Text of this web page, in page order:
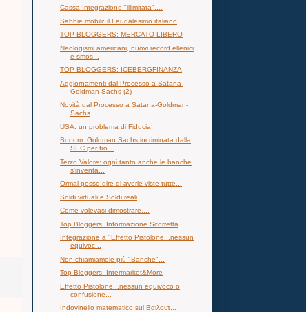
Cassa Integrazione "illimitata"....
Sabbie mobili: il Feudalesimo italiano
TOP BLOGGERS: MERCATO LIBERO
Neologismi americani, nuovi record ellenici
e smos...
TOP BLOGGERS: ICEBERGFINANZA
Aggiornamenti dal Processo a Satana-
Goldman-Sachs (2)
Novità dal Processo a Satana-Goldman-
Sachs
USA: un problema di Fiducia
Booom: Goldman Sachs incriminata dalla
SEC per fro...
Terzo Valore: ogni tanto anche le banche
s'inventa...
Ormai posso dire di averle viste tutte...
Soldi virtuali e Soldi reali
Come volevasi dimostrare....
Top Bloggers: Informazione Scorretta
Integrazione a "Effetto Pistolone...nessun
equivoc...
Non chiamiamole più "Banche"...
Top Bloggers: Intermarket&More
Effetto Pistolone...nessun equivoco o
confusione...
Indovinello matematico sul Βαιλουτ...